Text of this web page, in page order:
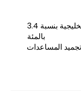
البنك الدولي يتوقع نمو الاقتصادات الخليجية بنسبة 3.4
بالمئة
تجميد المساعدات